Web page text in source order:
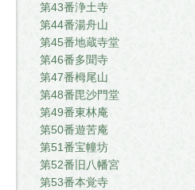
第43番浄土寺
第44番湯舟山
第45番地蔵寺堂
第46番多聞寺
第47番栂尾山
第48番毘沙門堂
第49番東林庵
第50番遊苦庵
第51番宝幢坊
第52番旧八幡宮
第53番本覚寺